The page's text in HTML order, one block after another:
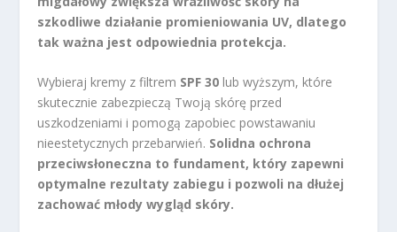
szkodliwe działanie promieniowania UV, dlatego
tak ważna jest odpowiednia protekcja.
Wybieraj kremy z filtrem SPF 30 lub wyższym, które
skutecznie zabezpieczą Twoją skórę przed
uszkodzeniami i pomogą zapobiec powstawaniu
nieestetycznych przebarwień. Solidna ochrona
przeciwsłoneczna to fundament, który zapewni
optymalne rezultaty zabiegu i pozwoli na dłużej
zachować młody wygląd skóry.